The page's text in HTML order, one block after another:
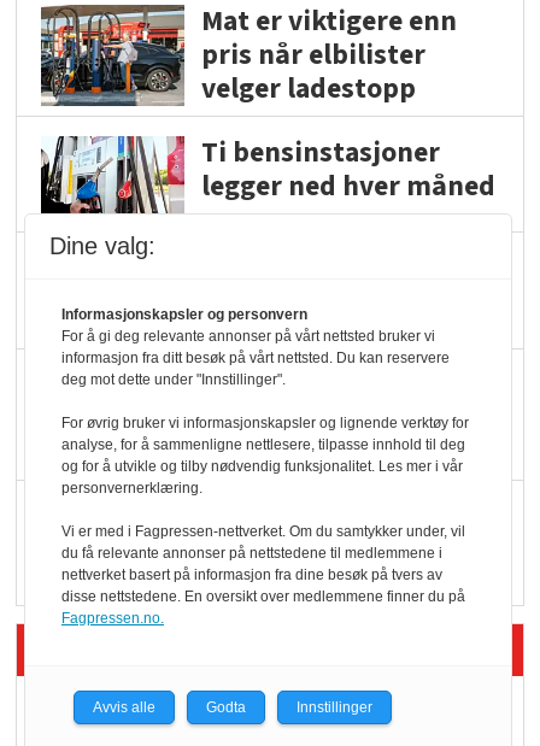
Mat er viktigere enn
pris når elbilister
velger ladestopp
Ti bensinstasjoner
legger ned hver måned
oktan
KBS-bransjen i
endring: Stadig større
serveringstilbud
Vokser med ferdigmat
i dagligvare
Rema-flaggskip
Dine valg:
Informasjonskapsler og personvern
For å gi deg relevante annonser på vårt nettsted bruker vi
informasjon fra ditt besøk på vårt nettsted. Du kan reservere
deg mot dette under "Innstillinger".
For øvrig bruker vi informasjonskapsler og lignende verktøy for
analyse, for å sammenligne nettlesere, tilpasse innhold til deg
og for å utvikle og tilby nødvendig funksjonalitet. Les mer i vår
personvernerklæring.
Vi er med i Fagpressen-nettverket. Om du samtykker under, vil
du få relevante annonser på nettstedene til medlemmene i
nettverket basert på informasjon fra dine besøk på tvers av
disse nettstedene. En oversikt over medlemmene finner du på
Fagpressen.no.
Avvis alle Godta Innstillinger